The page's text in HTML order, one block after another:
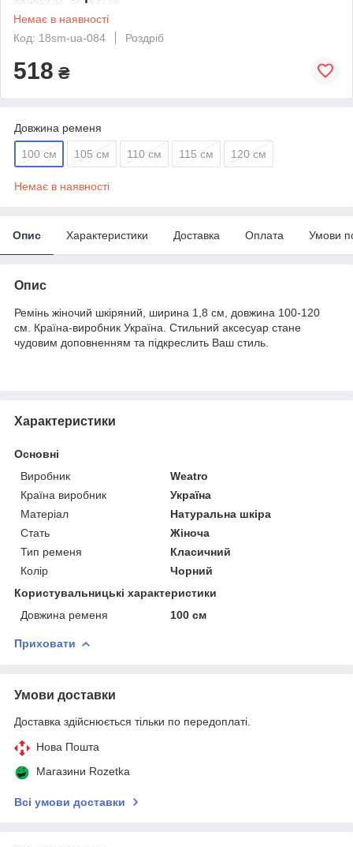
Немає в наявності
Код: 18sm-ua-084
Роздріб
518 ₴
Довжина ременя
100 см 105 см 110 см 115 см 120 см
Немає в наявності
Опис Характеристики Доставка Оплата Умови
Опис
Ремінь жіночий шкіряний, ширина 1,8 см, довжина 100-120
см. Країна-виробник Україна. Стильний аксесуар стане
чудовим доповненням та підкреслить Ваш стиль.
Характеристики
Основні
Виробник
Weatro
Країна виробник
Україна
Матеріал
Натуральна шкіра
Стать
Жіноча
Тип ременя
Класичний
Колір
Чорний
Користувальницькі характеристики
Довжина ременя
100 см
Приховати
Умови доставки
Доставка здійснюється тільки по передоплаті.
Нова Пошта
Магазини Rozetka
Всі умови доставки